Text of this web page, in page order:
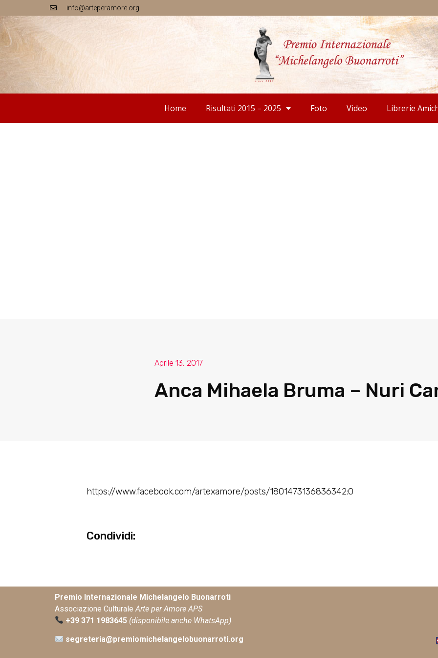
info@arteperamore.org
Home Risultati 2015 – 2025 Foto Video Librerie
Aprile 13, 2017
Anca Mihaela Bruma – Nuri
https://www.facebook.com/artexamore/posts/1801473136836342:0
Condividi:
Premio Internazionale Michelangelo Buonarroti
Associazione CulturaleArte per Amore APS
+39 371 1983645 (disponibile anche WhatsApp)
segreteria@premiomichelangelobuonarroti.org